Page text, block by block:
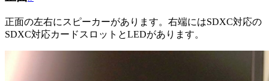
正面の左右にスピーカーがあります。右端にはSDXC対応の
SDXC対応カードスロットとLEDがあります。